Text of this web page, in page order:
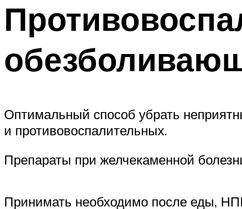
Оптимальный способ убрать
и противовоспалительных.
Препараты при желчекаменной
Принимать необходимо после еды,